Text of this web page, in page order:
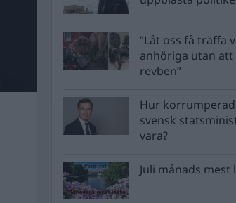
”Låt oss få träffa
anhöriga utan att
revben”
Hur
svensk
vara?
Juli månads mest